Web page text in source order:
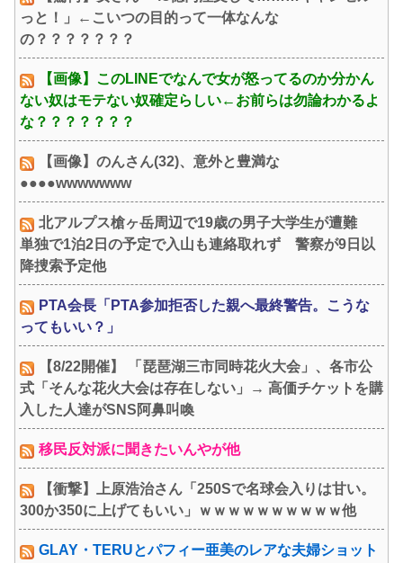
っと！」←こいつの目的って一体なんな
の？？？？？？？
【画像】このLINEでなんで女が怒ってるのか分かん
ない奴はモテない奴確定らしい←お前らは勿論わかるよ
な？？？？？？？
【画像】のんさん(32)、意外と豊満な
●●●●wwwwwww
北アルプス槍ヶ岳周辺で19歳の男子大学生が遭難
単独で1泊2日の予定で入山も連絡取れず 警察が9日以
降捜索予定他
PTA会長「PTA参加拒否した親へ最終警告。こうな
ってもいい？」
【8/22開催】 「琵琶湖三市同時花火大会」、各市公
式「そんな花火大会は存在しない」→ 高価チケットを購
入した人達がSNS阿鼻叫喚
移民反対派に聞きたいんやが他
【衝撃】上原浩治さん「250Sで名球会入りは甘い。
300か350に上げてもいい」ｗｗｗｗｗｗｗｗｗｗ他
GLAY・TERUとパフィー亜美のレアな夫婦ショット